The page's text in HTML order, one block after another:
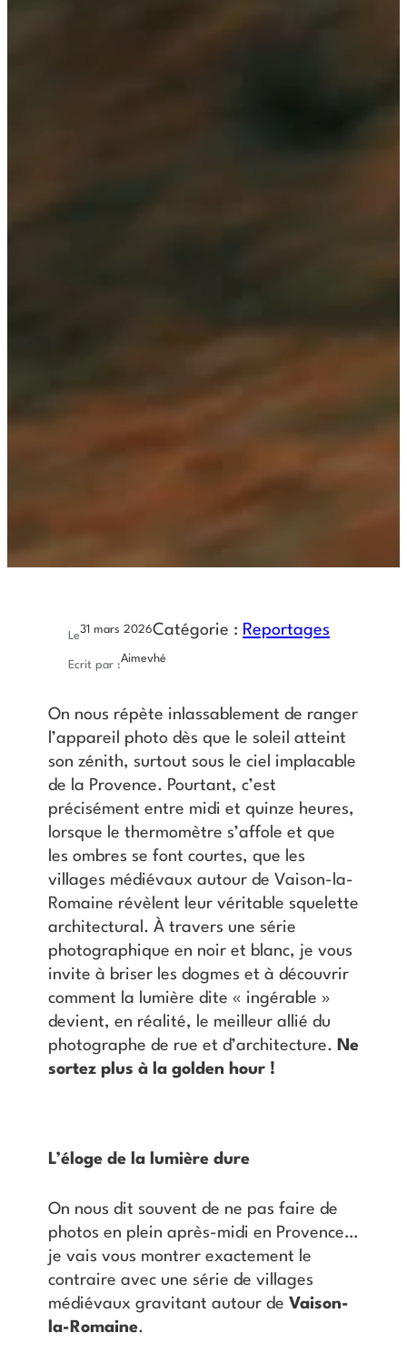
Le
31 mars 2026Catégorie : Reportages
Ecrit par :
Aimevhé
On nous répète inlassablement de ranger
l’appareil photo dès que le soleil atteint
son zénith, surtout sous le ciel implacable
de la Provence. Pourtant, c’est
précisément entre midi et quinze heures,
lorsque le thermomètre s’affole et que
les ombres se font courtes, que les
villages médiévaux autour de Vaison-la-
Romaine révèlent leur véritable squelette
architectural. À travers une série
photographique en noir et blanc, je vous
invite à briser les dogmes et à découvrir
comment la lumière dite « ingérable »
devient, en réalité, le meilleur allié du
photographe de rue et d’architecture. Ne
sortez plus à la golden hour !
L’éloge de la lumière dure
On nous dit souvent de ne pas faire de
photos en plein après-midi en Provence…
je vais vous montrer exactement le
contraire avec une série de villages
médiévaux gravitant autour de Vaison-
la-Romaine.